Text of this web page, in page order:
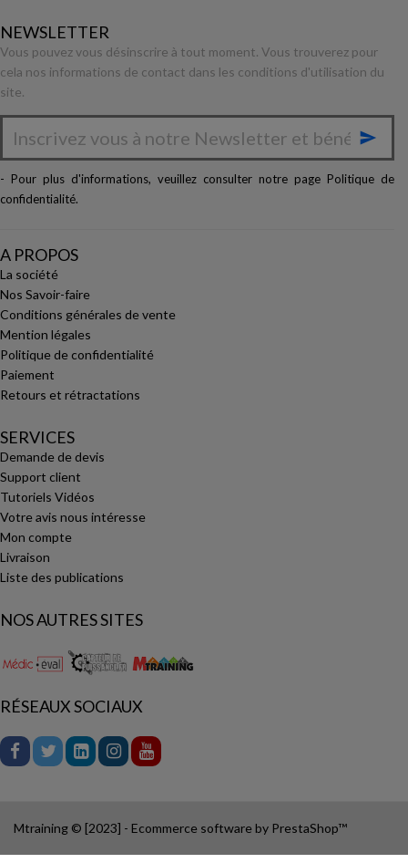
NEWSLETTER
Vous pouvez vous désinscrire à tout moment. Vous trouverez pour
cela nos informations de contact dans les conditions d'utilisation du
site.

- Pour plus d'informations, veuillez consulter notre page Politique de
confidentialité.
A PROPOS
La société
Nos Savoir-faire
Conditions générales de vente
Mention légales
Politique de confidentialité
Paiement
Retours et rétractations
SERVICES
Demande de devis
Support client
Tutoriels Vidéos
Votre avis nous intéresse
Mon compte
Livraison
Liste des publications
NOS AUTRES SITES
RÉSEAUX SOCIAUX
Mtraining © [2023] - Ecommerce software by PrestaShop™